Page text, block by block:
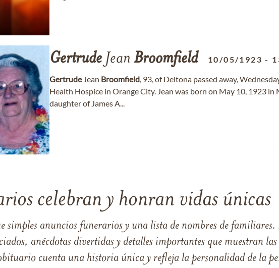
Gertrude Jean Broomfield 10/05/1923 -
GertrudeJean Broomfield, 93, of Deltona passed away,
Health Hospice in Orange City. Jean was born on May 10, 1923
daughter of James A...
celebran y honran vidas únicas
simples anuncios funerarios y una lista de nombres de
anécdotas divertidas y detalles importantes que muestran las
cuenta una historia única y refleja la personalidad de la